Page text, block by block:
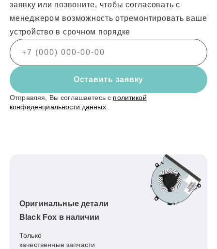
заявку или позвоните, чтобы согласовать с
менеджером возможность отремонтировать ваше
устройство в срочном порядке
Оставить заявку
Отправляя, Вы соглашаетесь с политикой
конфиденциальности данных
Оригинальные детали
Black Fox в наличии
Только
качественные запчасти